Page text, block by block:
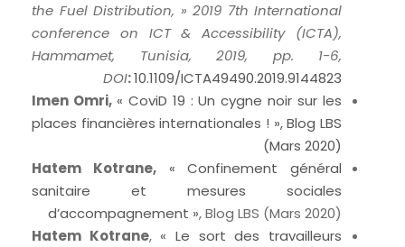
the Fuel Distribution, » 2019 7th International
conference on ICT & Accessibility (ICTA),
Hammamet, Tunisia, 2019, pp. 1-6,
DOI:10.1109/ICTA49490.2019.9144823
Imen Omri, « CoviD 19 : Un cygne noir sur les
places financières internationales ! », Blog LBS
(Mars 2020)
Hatem Kotrane,
« Confinement général
sanitaire et mesures sociales
d’accompagnement », Blog LBS (Mars 2020)
Hatem Kotrane,« Le sort des travailleurs